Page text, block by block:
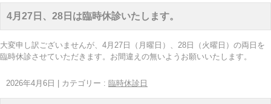
4月27日、28日は臨時休診いたします。
大変申し訳ございませんが、4月27日（月曜日）、28日（火曜日）の両日を
臨時休診させていただきます。お間違えの無いようお願いいたします。
2026年4月6日 カテゴリー : 臨時休診日